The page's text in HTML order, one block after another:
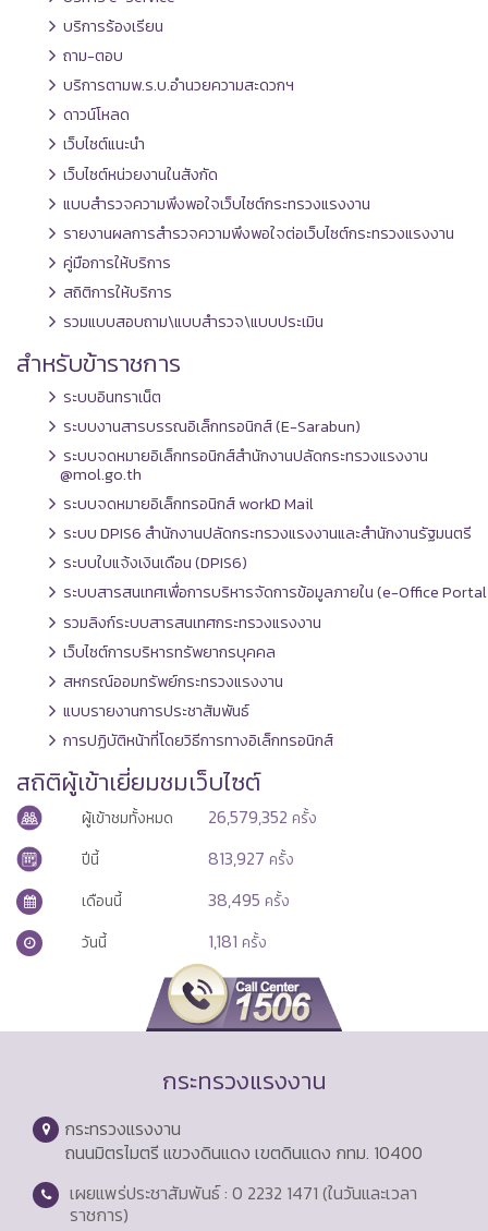
บริการร้องเรียน
ถาม-ตอบ
บริการตามพ.ร.บ.อำนวยความสะดวกฯ
ดาวน์โหลด
เว็บไซต์แนะนำ
เว็บไซต์หน่วยงานในสังกัด
แบบสำรวจความพึงพอใจเว็บไซต์กระทรวงแรงงาน
รายงานผลการสำรวจความพึงพอใจต่อเว็บไซต์กระทรวงแรงงาน
คู่มือการให้บริการ
สถิติการให้บริการ
รวมแบบสอบถาม\แบบสำรวจ\แบบประเมิน
สำหรับข้าราชการ
ระบบอินทราเน็ต
ระบบงานสารบรรณอิเล็กทรอนิกส์ (E-Sarabun)
ระบบจดหมายอิเล็กทรอนิกส์สำนักงานปลัดกระทรวงแรงงาน
@mol.go.th
ระบบจดหมายอิเล็กทรอนิกส์ workD Mail
ระบบ DPIS6 สำนักงานปลัดกระทรวงแรงงานและสำนักงานรัฐมนตรี
ระบบใบแจ้งเงินเดือน (DPIS6)
ระบบสารสนเทศเพื่อการบริหารจัดการข้อมูลภายใน (e-Office
รวมลิงก์ระบบสารสนเทศกระทรวงแรงงาน
เว็บไซต์การบริหารทรัพยากรบุคคล
สหกรณ์ออมทรัพย์กระทรวงแรงงาน
แบบรายงานการประชาสัมพันธ์
การปฏิบัติหน้าที่โดยวิธีการทางอิเล็กทรอนิกส์
สถิติผู้เข้าเยี่ยมชมเว็บไซต์
ผู้เข้าชมทั้งหมด 26,579,352 ครั้ง
ปีนี้
813,927 ครั้ง
เดือนนี้
38,495 ครั้ง
วันนี้
1,181 ครั้ง
กระทรวงแรงงาน
กระทรวงแรงงาน
ถนนมิตรไมตรี แขวงดินแดง เขตดินแดง กทม. 10400
เผยแพร่ประชาสัมพันธ์ : 0 2232 1471 (ในวันและเวลา
ราชการ)